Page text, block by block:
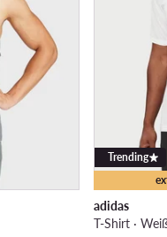
Trending
adidas
T-Shirt ·